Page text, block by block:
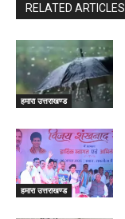
RELATED ARTICLES
हमारा उत्तराखण्ड
हमारा उत्तराखण्ड